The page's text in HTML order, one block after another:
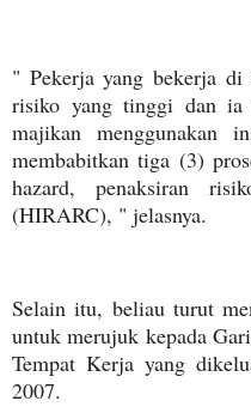
" Pekerja yang bekerja di
risiko yang tinggi dan
majikan menggunakan
membabitkan tiga (3)
hazard, penaksiran
(HIRARC), " jelasnya.
Selain itu, beliau turut
untuk merujuk kepada
Tempat Kerja yang
2007.